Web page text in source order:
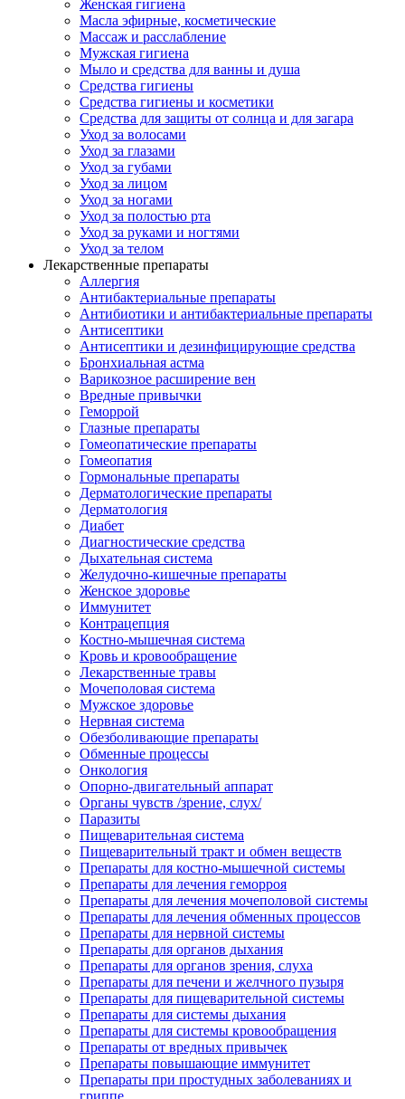
Женская гигиена
Масла эфирные, косметические
Массаж и расслабление
Мужская гигиена
Мыло и средства для ванны и душа
Средства гигиены
Средства гигиены и косметики
Средства для защиты от солнца и для загара
Уход за волосами
Уход за глазами
Уход за губами
Уход за лицом
Уход за ногами
Уход за полостью рта
Уход за руками и ногтями
Уход за телом
Лекарственные препараты
Аллергия
Антибактериальные препараты
Антибиотики и антибактериальные препараты
Антисептики
Антисептики и дезинфицирующие средства
Бронхиальная астма
Варикозное расширение вен
Вредные привычки
Геморрой
Глазные препараты
Гомеопатические препараты
Гомеопатия
Гормональные препараты
Дерматологические препараты
Дерматология
Диабет
Диагностические средства
Дыхательная система
Желудочно-кишечные препараты
Женское здоровье
Иммунитет
Контрацепция
Костно-мышечная система
Кровь и кровообращение
Лекарственные травы
Мочеполовая система
Мужское здоровье
Нервная система
Обезболивающие препараты
Обменные процессы
Онкология
Опорно-двигательный аппарат
Органы чувств /зрение, слух/
Паразиты
Пищеварительная система
Пищеварительный тракт и обмен веществ
Препараты для костно-мышечной системы
Препараты для лечения геморроя
Препараты для лечения мочеполовой системы
Препараты для лечения обменных процессов
Препараты для нервной системы
Препараты для органов дыхания
Препараты для органов зрения, слуха
Препараты для печени и желчного пузыря
Препараты для пищеварительной системы
Препараты для системы дыхания
Препараты для системы кровообращения
Препараты от вредных привычек
Препараты повышающие иммунитет
Препараты при простудных заболеваниях и
гриппе